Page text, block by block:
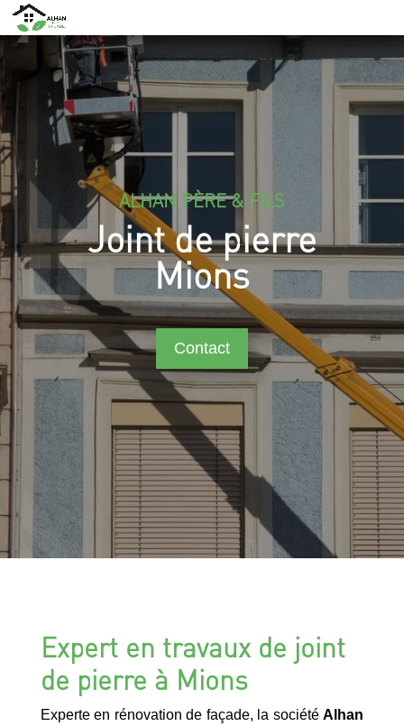
ALHAN PÈRE & FILS
Joint de pierre
Mions
Contact
Expert en travaux de joint
de pierre à Mions
Experte en rénovation de façade, la sociétéAlhan